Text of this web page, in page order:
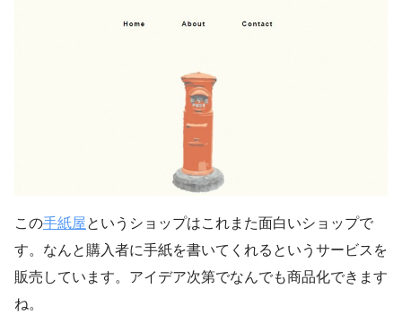
この手紙屋というショップはこれまた面白いショップで
す。なんと購入者に手紙を書いてくれるというサービスを
販売しています。アイデア次第でなんでも商品化できます
ね。